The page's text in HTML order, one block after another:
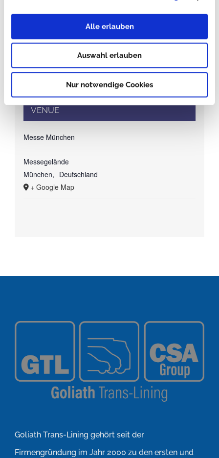
Alle erlauben
Auswahl erlauben
Nur notwendige Cookies
VENUE
Messe München
Messegelände
München, Deutschland
+ Google Map
Goliath Trans-Lining gehört seit der
Firmengründung im Jahr 2000 zu den ersten und